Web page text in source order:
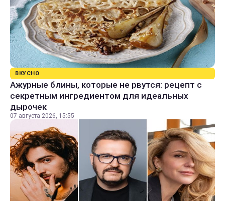
ВКУСНО
Ажурные блины, которые не рвутся: рецепт с
секретным ингредиентом для идеальных
дырочек
07 августа 2026, 15:55